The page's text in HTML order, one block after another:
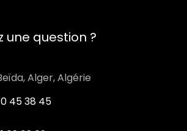
une question ?
Alger, Algérie
45 38 45